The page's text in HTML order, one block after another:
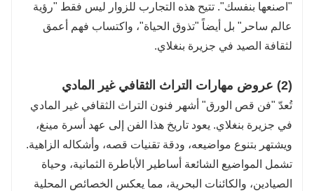
"اصنعها بنفسك". تتيح هذه التجارب للزوار ليس فقط "رؤية
عالم ساحر" بل أيضاً "تذوق الحياة"، واكتساب فهم أعمق
لثقافة الصيد في جزيرة بنغلاي.
(2) عروض مهارات التراث الثقافي غير المادي
تُعدّ "فن قص الورق" أشهر فنون التراث الثقافي غير المادي
في جزيرة بنغلاي. يعود تاريخ هذا الفن إلى عهد أسرة مينغ،
ويشتهر بتنوع مواضيعه، ودقة تقنيات قصه، وأشكاله الزاهية.
تشمل المواضيع الشائعة أساطير الأباطرة الثمانية، وحياة
الصيادين، والكائنات البحرية، مما يعكس الخصائص المحلية